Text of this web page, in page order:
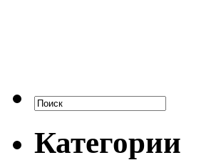
Категории